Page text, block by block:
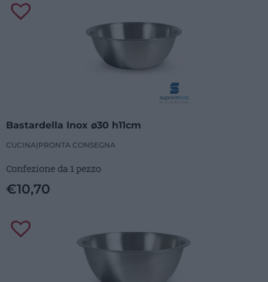
Bastardella Inox ø30 h11cm
CUCINA| PRONTA CONSEGNA
Confezione da 1 pezzo
€10,70